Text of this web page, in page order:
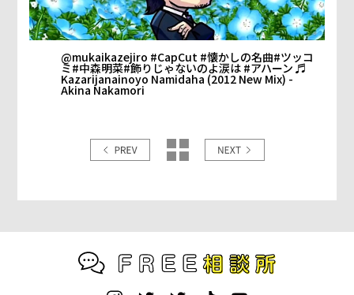
@mukaikazejiro #CapCut #懐かしの名曲#ツッコ
ミ#中森明菜#飾りじゃないのよ涙は #アハーン ♬
Kazarijanainoyo Namidaha (2012 New Mix) -
Akina Nakamori